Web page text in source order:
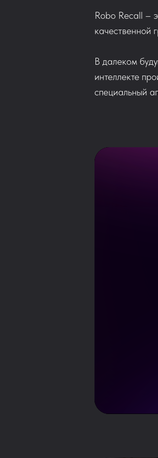
Robo Recall –
качественной
В далеком
интеллекте
специальный